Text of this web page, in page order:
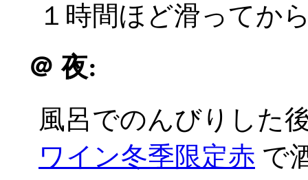
１時間ほど滑ってか
＠ 夜:
風呂でのんびりした
ワイン冬季限定赤 で